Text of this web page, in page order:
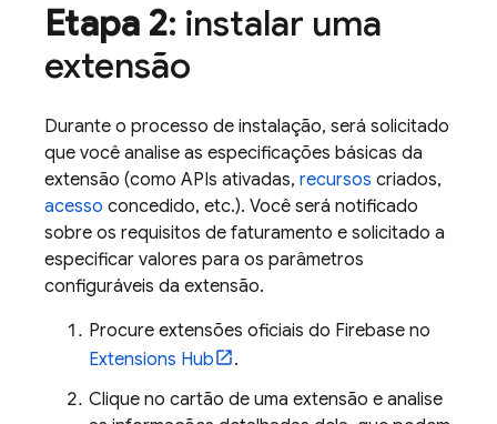
Etapa 2: instalar uma
extensão
Durante o processo de instalação, será solicitado
que você analise as especificações básicas da
extensão (como APIs ativadas, recursos criados,
acesso concedido, etc.). Você será notificado
sobre os requisitos de faturamento e solicitado a
especificar valores para os parâmetros
configuráveis da extensão.
Procure extensões oficiais do Firebase no
Extensions Hub
.
Clique no cartão de uma extensão e analise